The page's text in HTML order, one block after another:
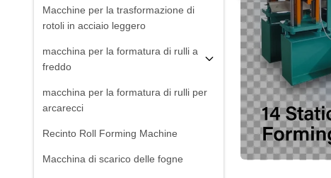
Macchine per la trasformazione di
rotoli in acciaio leggero
macchina per la formatura di rulli a
freddo
macchina per la formatura di rulli per
arcarecci
Recinto Roll Forming Machine
Macchina di scarico delle fogne